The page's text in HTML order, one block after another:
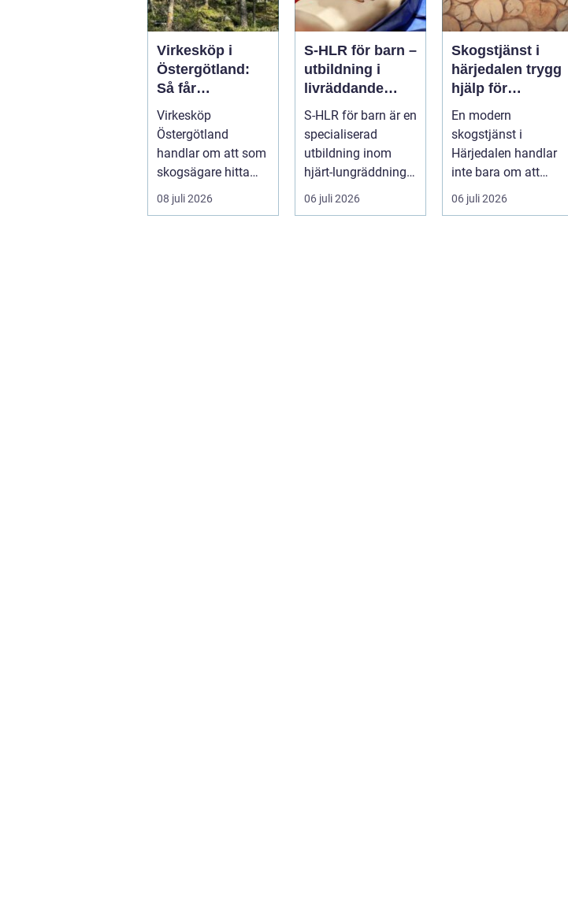
Virkesköp i
Östergötland:
Så får
skogsägaren ut
mer av sin skog
Virkesköp
Östergötland
handlar om att som
skogsägare hitta
rätt köpare...
08 juli 2026
S-HLR för barn –
utbildning i
livräddande
insatser för
sjukvårdsperso
nal
S-HLR för barn är en
specialiserad
utbildning inom
hjärt-lungräddning
som riktar...
06 juli 2026
Skogstjänst i
härjedalen trygg
hjälp för
skogsägare året
runt
En modern
skogstjänst i
Härjedalen handlar
inte bara om att
avverka träd. För
många skogsägare
06 juli 2026